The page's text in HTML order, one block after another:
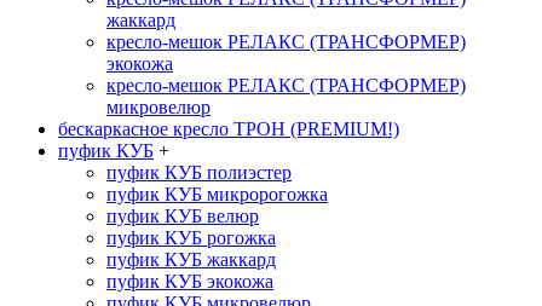
жаккард
кресло-мешок РЕЛАКС (ТРАНСФОРМЕР)
экокожа
кресло-мешок РЕЛАКС (ТРАНСФОРМЕР)
микровелюр
бескаркасное кресло ТРОН (PREMIUM!)
пуфик КУБ +
пуфик КУБ полиэстер
пуфик КУБ микророгожка
пуфик КУБ велюр
пуфик КУБ рогожка
пуфик КУБ жаккард
пуфик КУБ экокожа